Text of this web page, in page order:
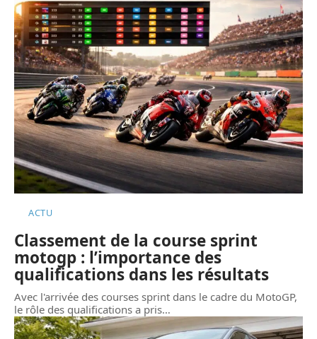
ACTU
Classement de la course sprint
motogp : l’importance des
qualifications dans les résultats
Avec l'arrivée des courses sprint dans le cadre du MotoGP,
le rôle des qualifications a pris…